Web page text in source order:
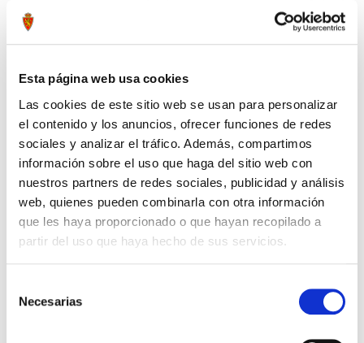
Esta página web usa cookies
Las cookies de este sitio web se usan para personalizar
el contenido y los anuncios, ofrecer funciones de redes
sociales y analizar el tráfico. Además, compartimos
información sobre el uso que haga del sitio web con
nuestros partners de redes sociales, publicidad y análisis
web, quienes pueden combinarla con otra información
que les haya proporcionado o que hayan recopilado a
partir del uso que haya hecho de sus servicios.
Necesarias
59,99 €